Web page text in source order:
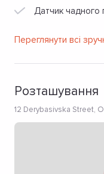
Датчик чадного
Переглянути всі
Розташування
12 Derybasivska Street,